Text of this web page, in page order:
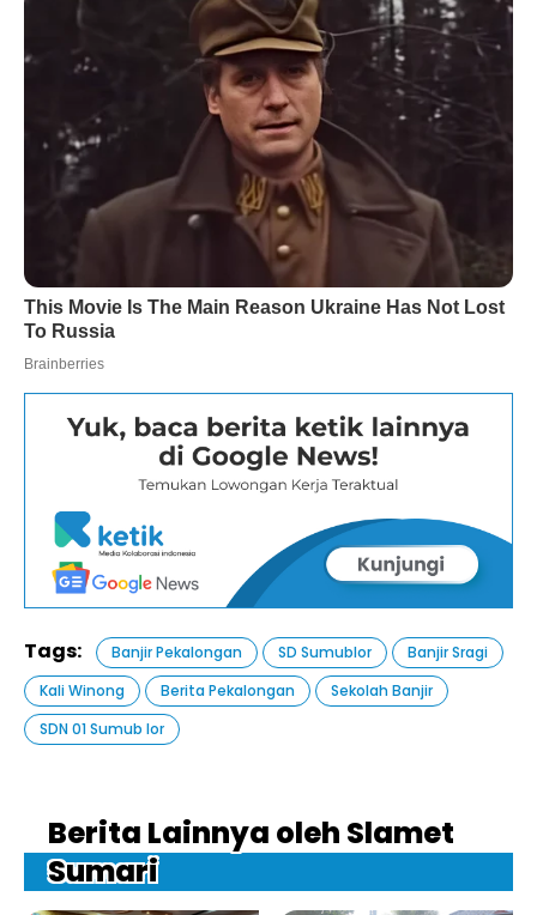
Tags: Banjir Pekalongan SD Sumublor
Banjir Sragi
Kali Winong
Berita Pekalongan
Sekolah Banjir
SDN 01 Sumub lor
Berita Lainnya oleh Slamet
Sumari